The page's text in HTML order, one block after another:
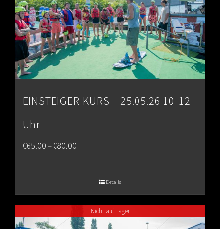
EINSTEIGER-KURS – 25.05.26 10-12
Uhr
€65.00–€80.00
€80.00
Details
Nicht auf Lager